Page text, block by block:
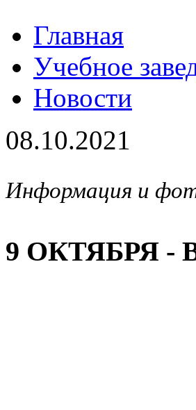
Главная
Учебное
Новости
08.10.2021
Информация и
9 ОКТЯБРЯ